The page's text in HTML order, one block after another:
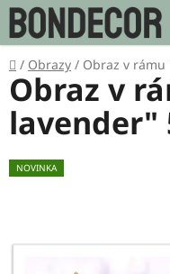
Přejít
na
obsah
Domů
/ Obrazy / Obraz v
Obraz v
lavender"
NOVINKA